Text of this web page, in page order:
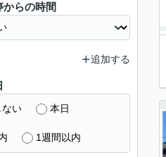
らの時間
追加する
ない 本日
1週間以内